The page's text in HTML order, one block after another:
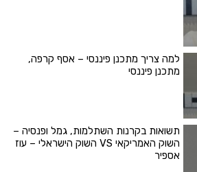
למה צריך מתכנן פיננסי – אסף קרפה,
מתכנן פיננסי
תשואות בקרנות השתלמות, גמל ופנסיה –
השוק האמריקאי VS השוק הישראלי – עוז
אספיר